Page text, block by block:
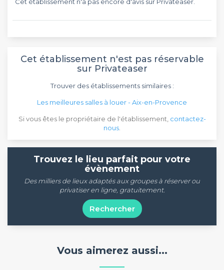
Cet établissement n'est pas réservable
sur Privateaser
Trouver des établissements similaires :
Les meilleures salles à louer - Aix-en-Provence
Si vous êtes le propriétaire de l'établissement, contactez-
nous
Trouvez le lieu parfait pour votre
évènement
Des milliers de lieux adaptés aux groupes à réserver ou
privatiser en ligne, gratuitement.
Rechercher
Vous aimerez aussi...